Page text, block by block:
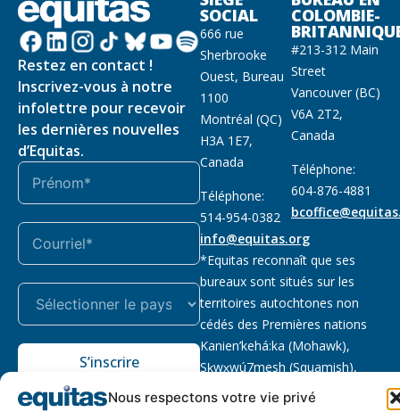
Nous respectons votre vie privé
Restez en contact !
Inscrivez-vous à notre
infolettre pour recevoir
les dernières nouvelles
d’Equitas.
S’inscrire
SOCIAL
666 rue
Sherbrooke
Ouest, Bureau
1100
Montréal (QC)
H3A 1E7,
Canada
Téléphone:
514-954-0382
info@equitas.org
COLOMBIE-
#213-312 Main
Street
Vancouver (BC)
V6A 2T2,
Canada
Téléphone:
604-876-4881
*Equitas reconnaît que ses
bureaux sont situés sur les
territoires autochtones non
cédés des Premières nations
Kanien’kehá:ka (Mohawk),
Sḵwx̱wú7mesh (Squamish),
səl̓ilwətaɁɬ (Tsleil Waututh) et